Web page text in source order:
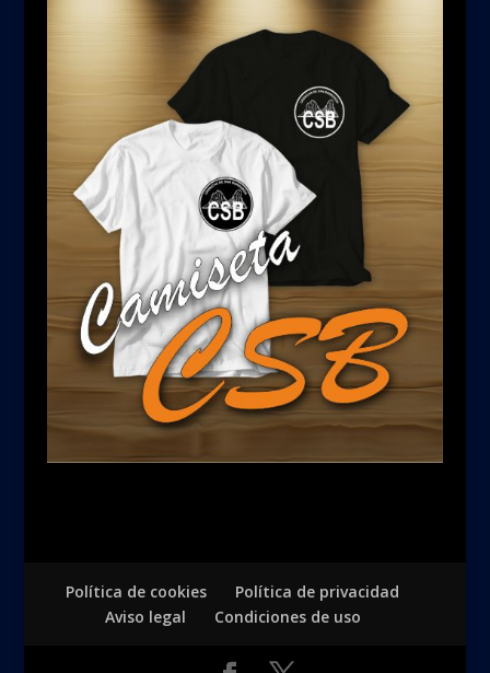
Política de cookies
Política de privacidad
Aviso legal
Condiciones de uso